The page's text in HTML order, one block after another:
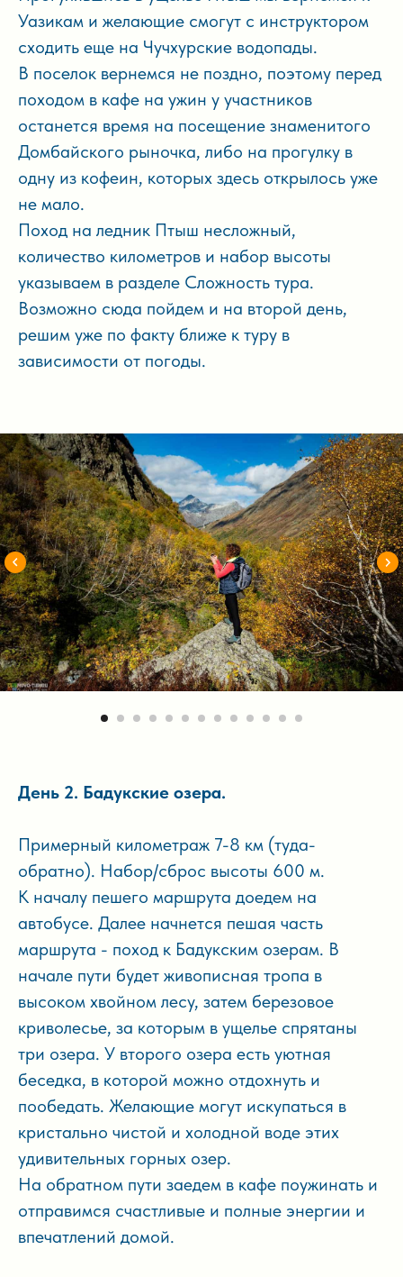
Уазикам и желающие смогут с инструктором
сходить еще на Чучхурские водопады.
В поселок вернемся не поздно, поэтому перед
походом в кафе на ужин у участников
останется время на посещение знаменитого
Домбайского рыночка, либо на прогулку в
одну из кофеин, которых здесь открылось уже
не мало.
Поход на ледник Птыш несложный,
количество километров и набор высоты
указываем в разделе Сложность тура.
Возможно сюда пойдем и на второй день,
решим уже по факту ближе к туру в
зависимости от погоды.
День 2. Бадукские озера.
Примерный километраж 7-8 км (туда-
обратно). Набор/сброс высоты 600 м.
К началу пешего маршрута доедем на
автобусе. Далее начнется пешая часть
маршрута - поход к Бадукским озерам. В
начале пути будет живописная тропа в
высоком хвойном лесу, затем березовое
криволесье, за которым в ущелье спрятаны
три озера. У второго озера есть уютная
беседка, в которой можно отдохнуть и
пообедать. Желающие могут искупаться в
кристально чистой и холодной воде этих
удивительных горных озер.
На обратном пути заедем в кафе поужинать и
отправимся счастливые и полные энергии и
впечатлений домой.